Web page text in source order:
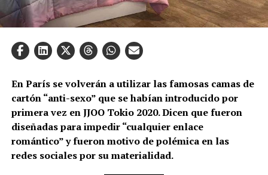
En París se volverán a utilizar las famosas camas de
cartón “anti-sexo” que se habían introducido por
primera vez en JJOO Tokio 2020. Dicen que fueron
diseñadas para impedir “cualquier enlace
romántico” y fueron motivo de polémica en las
redes sociales por su materialidad.